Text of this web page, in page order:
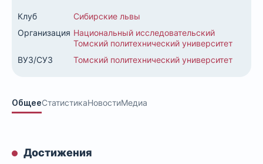
Клуб
Сибирские львы
Организация Национальный исследовательский
Томский политехнический университет
ВУЗ/СУЗ
Томский политехнический университет
ОбщееСтатистикаНовостиМедиа
Достижения